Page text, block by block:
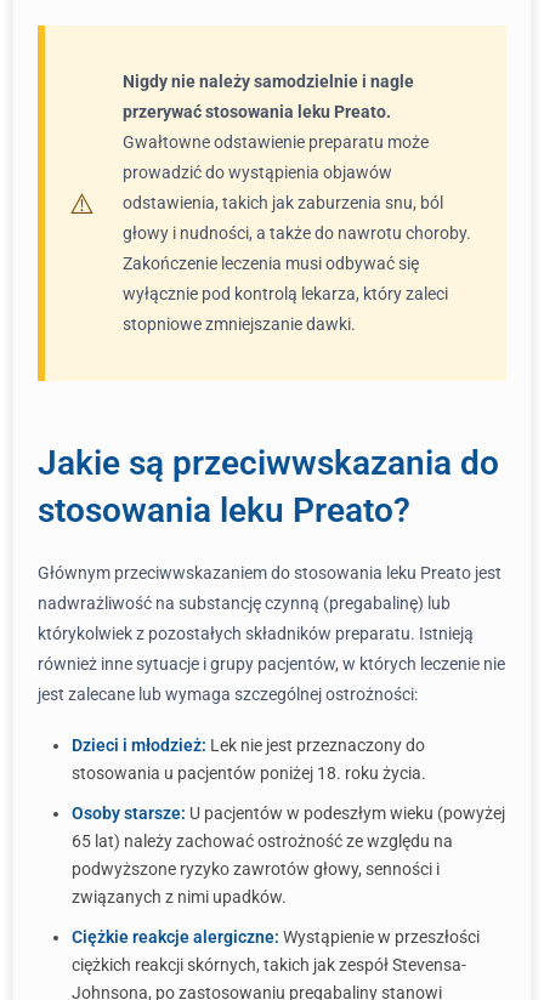
Nigdy nie należy samodzielnie i nagle
przerywać stosowania leku Preato.
Gwałtowne odstawienie preparatu może
prowadzić do wystąpienia objawów
odstawienia, takich jak zaburzenia snu, ból
głowy i nudności, a także do nawrotu choroby.
Zakończenie leczenia musi odbywać się
wyłącznie pod kontrolą lekarza, który zaleci
stopniowe zmniejszanie dawki.
Jakie są przeciwwskazania do
stosowania leku Preato?
Głównym przeciwwskazaniem do stosowania leku Preato jest
nadwrażliwość na substancję czynną (pregabalinę) lub
którykolwiek z pozostałych składników preparatu. Istnieją
również inne sytuacje i grupy pacjentów, w których leczenie nie
jest zalecane lub wymaga szczególnej ostrożności:
Dzieci i młodzież: Lek nie jest przeznaczony do
stosowania u pacjentów poniżej 18. roku życia.
Osoby starsze: U pacjentów w podeszłym wieku (powyżej
65 lat) należy zachować ostrożność ze względu na
podwyższone ryzyko zawrotów głowy, senności i
związanych z nimi upadków.
Ciężkie reakcje alergiczne: Wystąpienie w przeszłości
ciężkich reakcji skórnych, takich jak zespół Stevensa-
Johnsona, po zastosowaniu pregabaliny stanowi